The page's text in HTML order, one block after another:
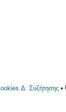
Δ. Συζήτησης•